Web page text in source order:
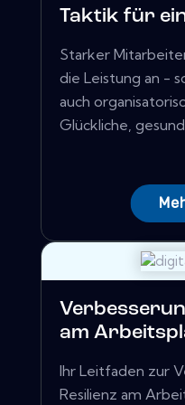
Taktik für
Starker
die Leistung an -
auch
Glückliche,
am
Ihr Leitfaden zur
Resilienz am